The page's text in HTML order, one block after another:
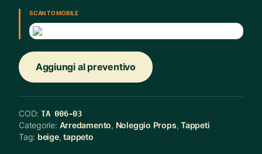
SCAN TO MOBILE
Aggiungi al preventivo
COD: TA 006-03
Categorie: Arredamento, Noleggio Props,Tappeti
Tag: beige,tappeto